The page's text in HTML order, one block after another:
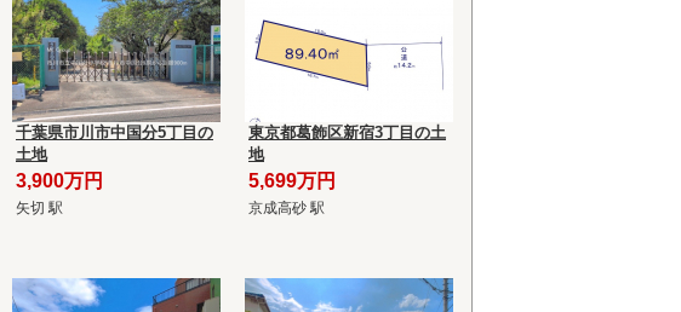
千葉県市川市中国分5丁目の
土地
3,900万円
矢切 駅
東京都葛飾区新宿3丁目の土
地
5,699万円
京成高砂 駅